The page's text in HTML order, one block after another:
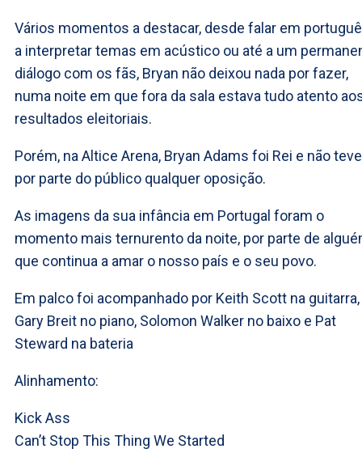
Vários momentos a destacar, desde falar em
a interpretar temas em acústico ou até a um
diálogo com os fãs, Bryan não deixou nada por fazer,
numa noite em que fora da sala estava tudo atento
resultados eleitoriais.
Porém, na Altice Arena, Bryan Adams foi Rei e não teve
por parte do público qualquer oposição.
As imagens da sua infância em Portugal foram o
momento mais ternurento da noite, por parte de
que continua a amar o nosso país e o seu povo.
Em palco foi acompanhado por Keith Scott na guitarra,
Gary Breit no piano, Solomon Walker no baixo e Pat
Steward na bateria
Alinhamento:
Kick Ass
Can’t Stop This Thing We Started